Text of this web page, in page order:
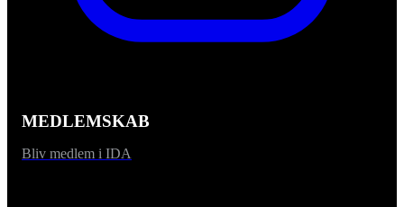
MEDLEMSKAB
Bliv medlem i IDA